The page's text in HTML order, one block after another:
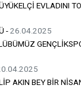
EVLADINI
-26.04.2025
AKIN BEY BİR